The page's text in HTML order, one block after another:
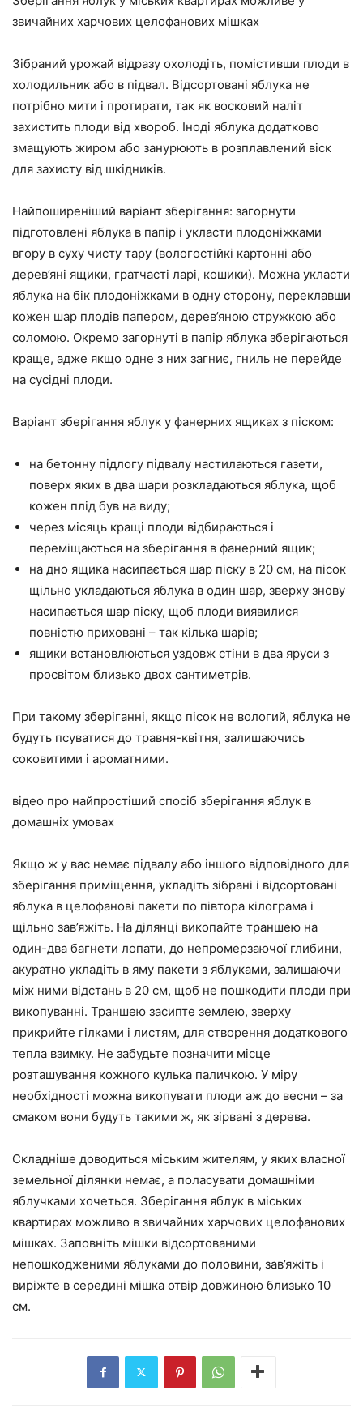
звичайних харчових целофанових мішках
Зібраний урожай відразу охолодіть, помістивши плоди в
холодильник або в підвал. Відсортовані яблука не
потрібно мити і протирати, так як восковий наліт
захистить плоди від хвороб. Іноді яблука додатково
змащують жиром або занурюють в розплавлений віск
для захисту від шкідників.
Найпоширеніший варіант зберігання: загорнути
підготовлені яблука в папір і укласти плодоніжками
вгору в суху чисту тару (вологостійкі картонні або
дерев’яні ящики, гратчасті ларі, кошики). Можна укласти
яблука на бік плодоніжками в одну сторону, переклавши
кожен шар плодів папером, дерев’яною стружкою або
соломою. Окремо загорнуті в папір яблука зберігаються
краще, адже якщо одне з них загниє, гниль не перейде
на сусідні плоди.
Варіант зберігання яблук у фанерних ящиках з піском:
на бетонну підлогу підвалу настилаються газети,
поверх яких в два шари розкладаються яблука, щоб
кожен плід був на виду;
через місяць кращі плоди відбираються і
переміщаються на зберігання в фанерний ящик;
на дно ящика насипається шар піску в 20 см, на пісок
щільно укладаються яблука в один шар, зверху знову
насипається шар піску, щоб плоди виявилися
повністю приховані – так кілька шарів;
ящики встановлюються уздовж стіни в два яруси з
просвітом близько двох сантиметрів.
При такому зберіганні, якщо пісок не вологий, яблука не
будуть псуватися до травня-квітня, залишаючись
соковитими і ароматними.
відео про найпростіший спосіб зберігання яблук в
домашніх умовах
Якщо ж у вас немає підвалу або іншого відповідного для
зберігання приміщення, укладіть зібрані і відсортовані
яблука в целофанові пакети по півтора кілограма і
щільно зав’яжіть. На ділянці викопайте траншею на
один-два багнети лопати, до непромерзаючої глибини,
акуратно укладіть в яму пакети з яблуками, залишаючи
між ними відстань в 20 см, щоб не пошкодити плоди при
викопуванні. Траншею засипте землею, зверху
прикрийте гілками і листям, для створення додаткового
тепла взимку. Не забудьте позначити місце
розташування кожного кулька паличкою. У міру
необхідності можна викопувати плоди аж до весни – за
смаком вони будуть такими ж, як зірвані з дерева.
Складніше доводиться міським жителям, у яких власної
земельної ділянки немає, а поласувати домашніми
яблучками хочеться. Зберігання яблук в міських
квартирах можливо в звичайних харчових целофанових
мішках. Заповніть мішки відсортованими
непошкодженими яблуками до половини, зав’яжіть і
виріжте в середині мішка отвір довжиною близько 10
см.